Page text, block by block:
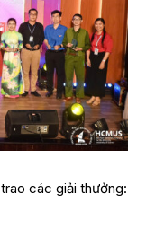
các giải thưởng: